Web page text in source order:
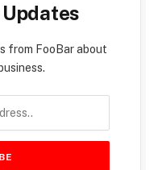
from FooBar about